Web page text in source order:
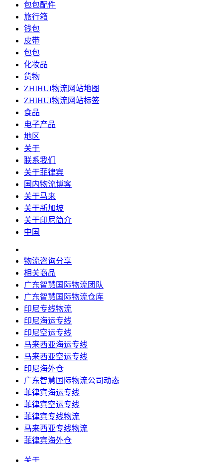
包包配件
旅行箱
钱包
皮带
包包
化妆品
货物
ZHIHUI物流网站地图
ZHIHUI物流网站标签
食品
电子产品
地区
关于
联系我们
关于菲律宾
国内物流博客
关于马来
关于新加坡
关于印尼简介
中国
物流咨询分享
相关商品
广东智慧国际物流团队
广东智慧国际物流仓库
印尼专线物流
印尼海运专线
印尼空运专线
马来西亚海运专线
马来西亚空运专线
印尼海外仓
广东智慧国际物流公司动态
菲律宾海运专线
菲律宾空运专线
菲律宾专线物流
马来西亚专线物流
菲律宾海外仓